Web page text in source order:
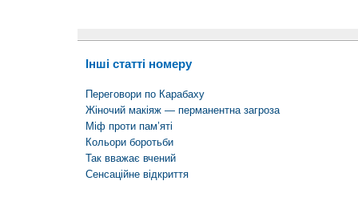
Інші статті номеру
Переговори по Карабаху
Жіночий макіяж — перманентна загроза
Міф проти пам’яті
Кольори боротьби
Так вважає вчений
Сенсаційне відкриття